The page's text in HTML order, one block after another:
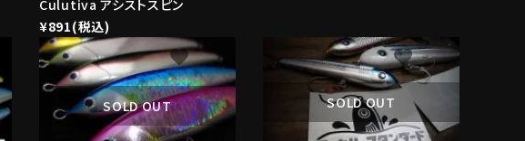
Culutiva アシストスピン
¥891(税込)
SOLD OUT
favorite
SOLD OUT
favorite